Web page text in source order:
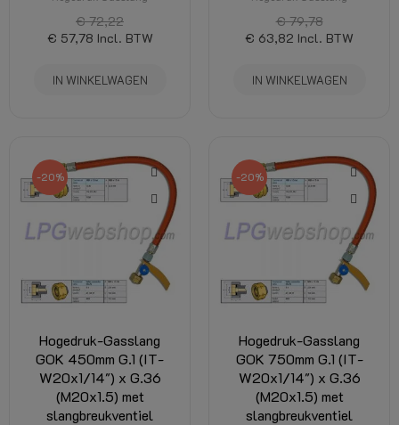
€ 72,22
€ 57,78 Incl. BTW
IN WINKELWAGEN
€ 79,78
€ 63,82 Incl. BTW
IN WINKELWAGEN
-20%
Hogedruk-Gasslang
GOK 450mm G.1 (IT-
W20x1/14") x G.36
(M20x1.5) met
slangbreukventiel
-20%
Hogedruk-Gasslang
GOK 750mm G.1 (IT-
W20x1/14") x G.36
(M20x1.5) met
slangbreukventiel